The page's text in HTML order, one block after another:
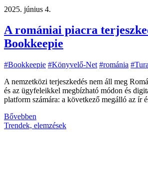
2025. június 4.
A romániai piacra
Bookkeepie
#Bookkeepie #Könyvelő-Net #románia
A nemzetközi terjeszkedés nem áll meg
és az ügyfeleikkel megbízható módon és
platform számára: a következő megálló az ír
Bővebben
Trendek, elemzések